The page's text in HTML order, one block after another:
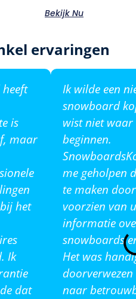
Bekijk Nu
ervaringen
is
maar
het
Ik
dat
Ik wilde een
snowboard
wist niet waar
beginnen.
me geholpen
te maken
voorzien van
informatie
snowboards
Het was
naar